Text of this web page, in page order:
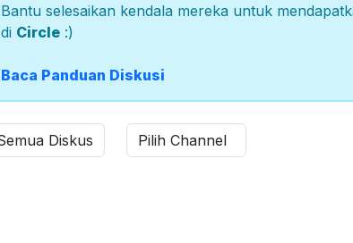
Bantu selesaikan kendala mereka untuk
di Circle:)
Baca Panduan Diskusi